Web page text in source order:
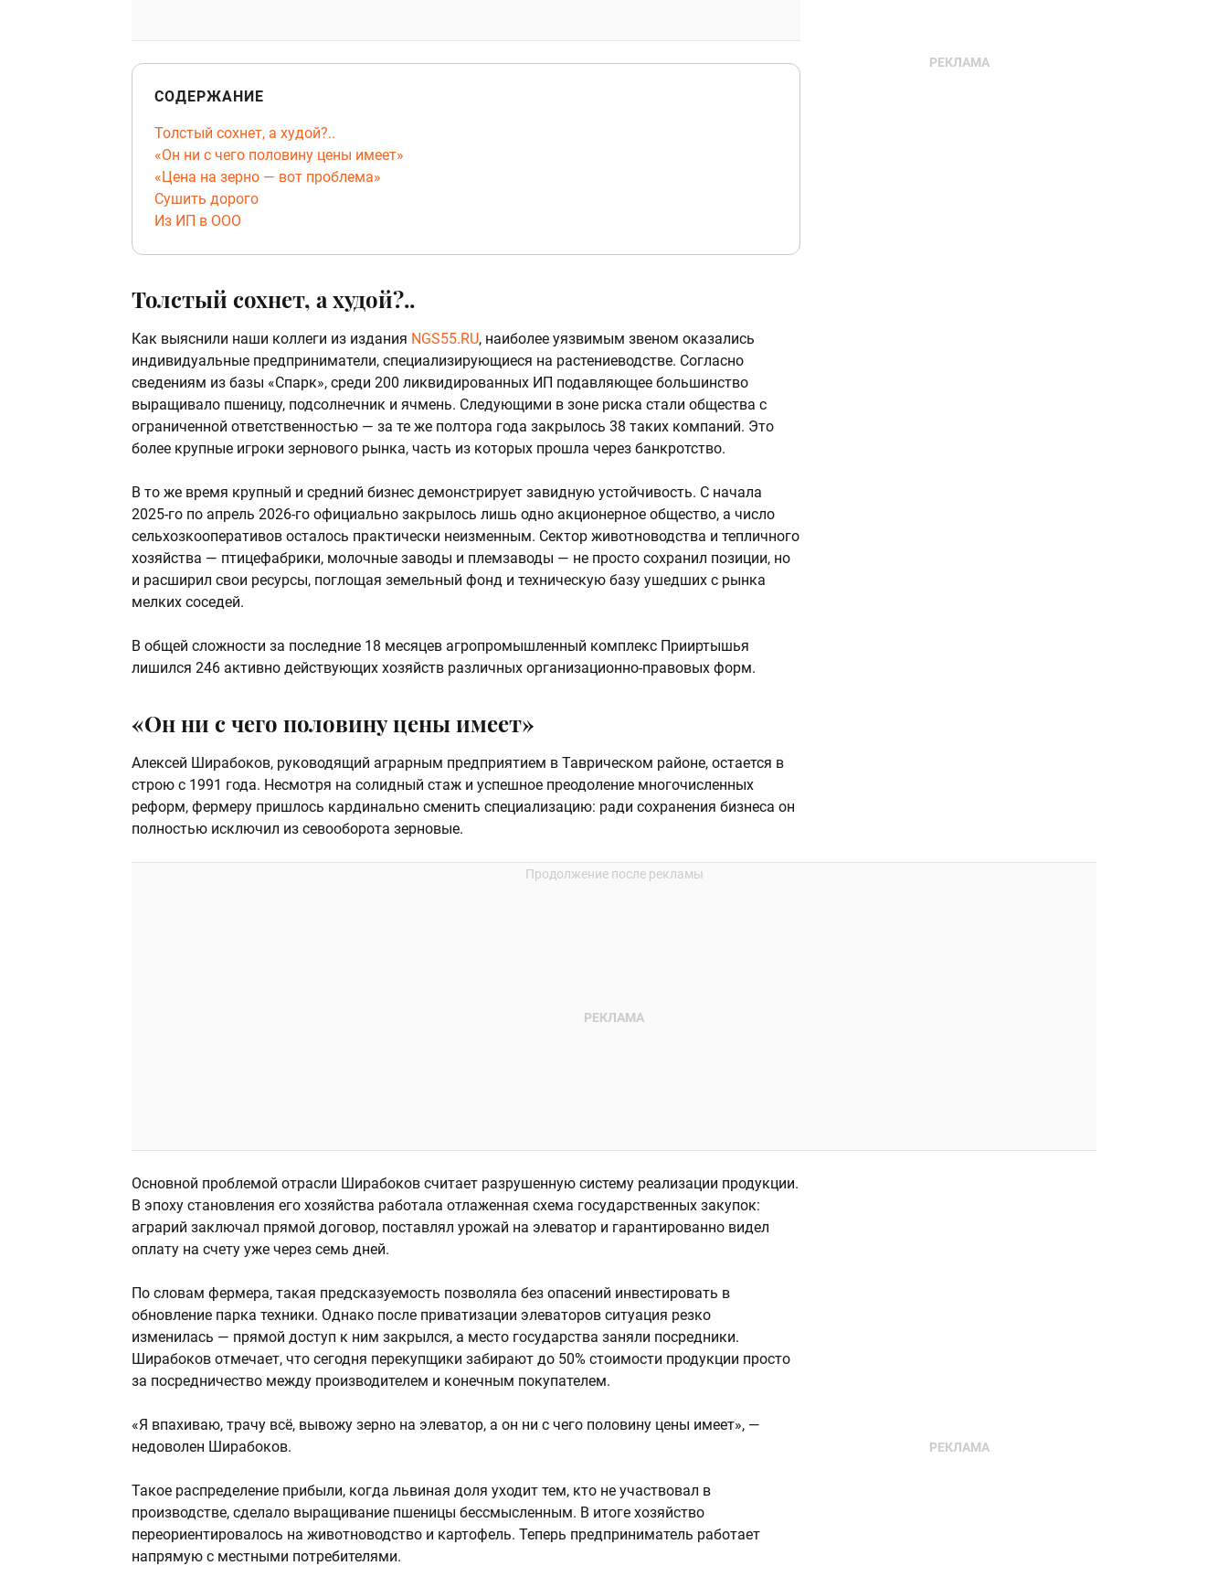
СОДЕРЖАНИЕ
Толстый сохнет, а худой?..
«Он ни с чего половину цены имеет»
«Цена на зерно — вот проблема»
Сушить дорого
Из ИП в ООО
Толстый сохнет, а худой?..
Как выяснили наши коллеги из издания NGS55.RU, наиболее уязвимым звеном оказались
индивидуальные предприниматели, специализирующиеся на растениеводстве. Согласно
сведениям из базы «Спарк», среди 200 ликвидированных ИП подавляющее большинство
выращивало пшеницу, подсолнечник и ячмень. Следующими в зоне риска стали общества с
ограниченной ответственностью — за те же полтора года закрылось 38 таких компаний. Это
более крупные игроки зернового рынка, часть из которых прошла через банкротство.
В то же время крупный и средний бизнес демонстрирует завидную устойчивость. С начала
2025-го по апрель 2026-го официально закрылось лишь одно акционерное общество, а число
сельхозкооперативов осталось практически неизменным. Сектор животноводства и тепличного
хозяйства — птицефабрики, молочные заводы и племзаводы — не просто сохранил позиции, но
и расширил свои ресурсы, поглощая земельный фонд и техническую базу ушедших с рынка
мелких соседей.
В общей сложности за последние 18 месяцев агропромышленный комплекс Прииртышья
лишился 246 активно действующих хозяйств различных организационно-правовых форм.
«Он ни с чего половину цены имеет»
Алексей Ширабоков, руководящий аграрным предприятием в Таврическом районе, остается в
строю с 1991 года. Несмотря на солидный стаж и успешное преодоление многочисленных
реформ, фермеру пришлось кардинально сменить специализацию: ради сохранения бизнеса он
полностью исключил из севооборота зерновые.
Основной проблемой отрасли Ширабоков считает разрушенную систему реализации продукции.
В эпоху становления его хозяйства работала отлаженная схема государственных закупок:
аграрий заключал прямой договор, поставлял урожай на элеватор и гарантированно видел
оплату на счету уже через семь дней.
По словам фермера, такая предсказуемость позволяла без опасений инвестировать в
обновление парка техники. Однако после приватизации элеваторов ситуация резко
изменилась — прямой доступ к ним закрылся, а место государства заняли посредники.
Ширабоков отмечает, что сегодня перекупщики забирают до 50% стоимости продукции просто
за посредничество между производителем и конечным покупателем.
«Я впахиваю, трачу всё, вывожу зерно на элеватор, а он ни с чего половину цены имеет», —
недоволен Ширабоков.
Такое распределение прибыли, когда львиная доля уходит тем, кто не участвовал в
производстве, сделало выращивание пшеницы бессмысленным. В итоге хозяйство
переориентировалось на животноводство и картофель. Теперь предприниматель работает
напрямую с местными потребителями.